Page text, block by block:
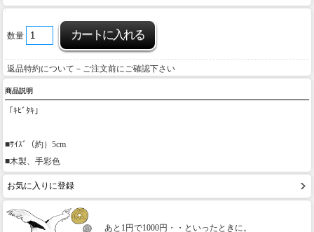
数量
返品特約について－ご注文前にご確認下さい
商品説明
「ｷﾋﾞﾀｷ」
■ｻｲｽﾞ（約）5cm
■木製、手彩色
お気に入りに登録
あと1円で1000円・・といったときに。